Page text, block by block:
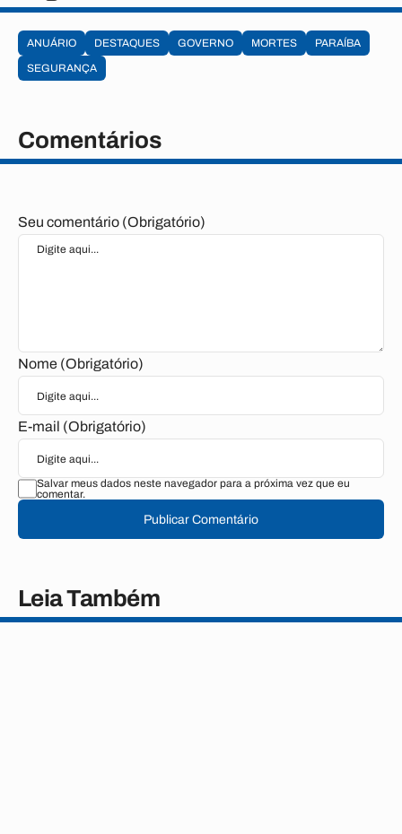
ANUÁRIO DESTAQUES GOVERNO MORTES
PARAÍBA
SEGURANÇA
Comentários
Seu comentário (Obrigatório)
Nome (Obrigatório)
E-mail (Obrigatório)
Salvar meus dados neste navegador para a próxima vez que eu
comentar.
Publicar Comentário
Leia Também